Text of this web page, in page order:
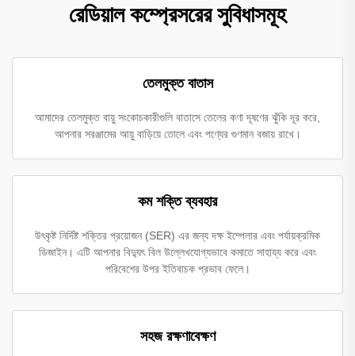
রেডিয়াল কম্প্রেসরের সুবিধাসমূহ
তেলমুক্ত বাতাস
আমাদের তেলমুক্ত বায়ু সংকোচকারীগুলি বাতাসে তেলের কণা দূষণের ঝুঁকি দূর করে,
আপনার সরঞ্জামের আয়ু বাড়িয়ে তোলে এবং পণ্যের গুণমান বজায় রাখে।
কম শক্তি ব্যবহার
উৎকৃষ্ট নির্দিষ্ট শক্তির প্রয়োজন (SER) এর জন্য দক্ষ ইম্পেলার এবং পর্যায়ক্রমিক
ডিজাইন। এটি আপনার বিদ্যুৎ বিল উল্লেখযোগ্যভাবে কমাতে সাহায্য করে এবং
পরিবেশের উপর ইতিবাচক প্রভাব ফেলে।
সহজ রক্ষণাবেক্ষণ